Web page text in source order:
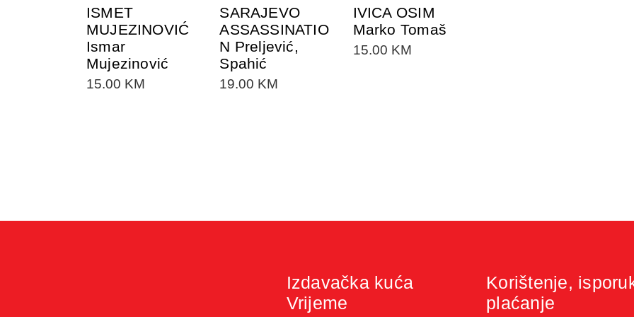
ISMET
MUJEZINOVIĆ
Ismar
Mujezinović
15.00 KM
SARAJEVO
ASSASSINATIO
N Preljević,
Spahić
19.00 KM
IVICA OSIM
Marko Tomaš
15.00 KM
Izdavačka kuća
Vrijeme
Korištenje,
plaćanje